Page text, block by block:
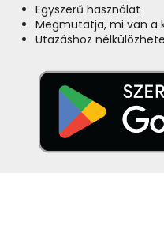
Egyszerű használat
Megmutatja, mi van a
Utazáshoz